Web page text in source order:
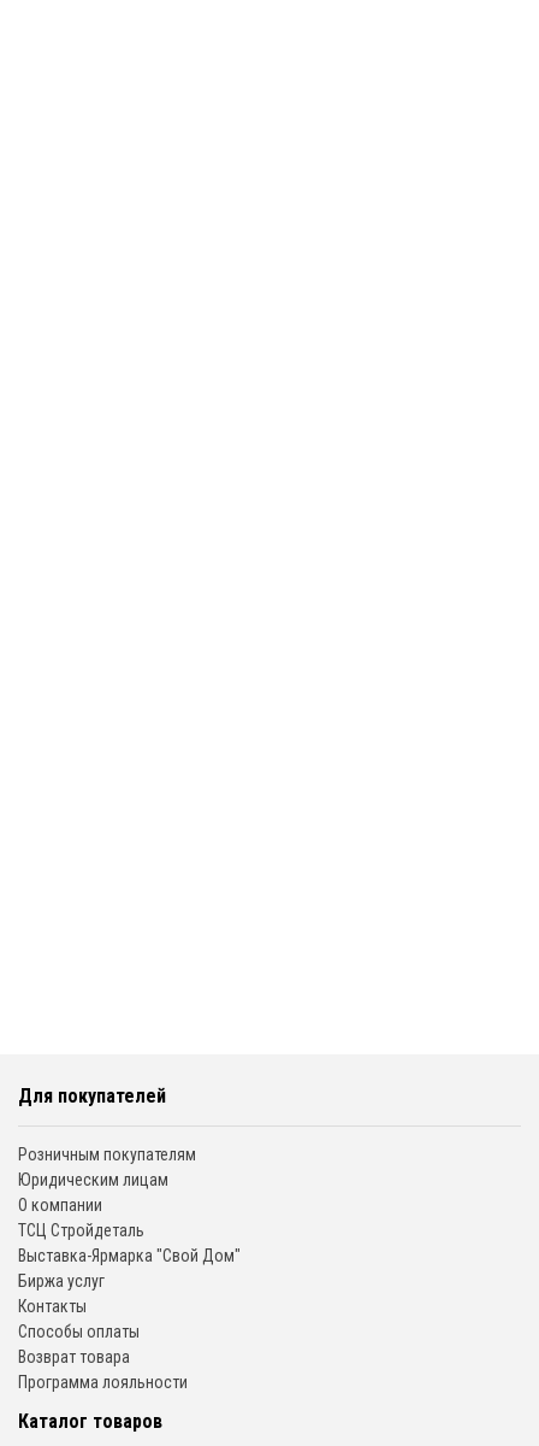
Для покупателей
Розничным покупателям
Юридическим лицам
О компании
ТСЦ Стройдеталь
Выставка-Ярмарка "Свой Дом"
Биржа услуг
Контакты
Способы оплаты
Возврат товара
Программа лояльности
Каталог товаров